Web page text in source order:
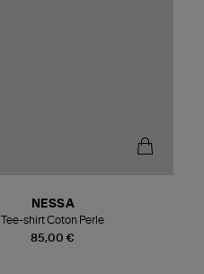
85,00 €
NESSA
Tee-shirt Coton Perle